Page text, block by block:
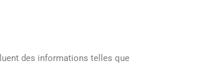
des informations telles que